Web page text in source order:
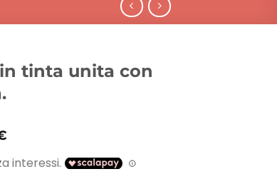
tinta unita con
prezzo
attuale